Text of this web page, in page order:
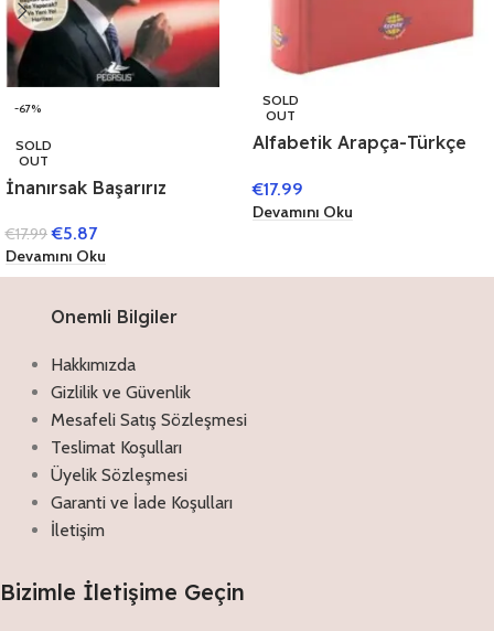
-67%
SOLD
OUT
İnanırsak Başarırız
€17.99 €5.87
Devamını Oku
SOLD
OUT
Alfabetik Arapça-Türkçe
€17.99
Devamını Oku
Onemli Bilgiler
Hakkımızda
Gizlilik ve Güvenlik
Mesafeli Satış Sözleşmesi
Teslimat Koşulları
Üyelik Sözleşmesi
Garanti ve İade Koşulları
İletişim
Bizimle İletişime Geçin